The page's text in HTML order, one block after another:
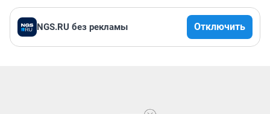
NGS.RU без рекламы Отключить